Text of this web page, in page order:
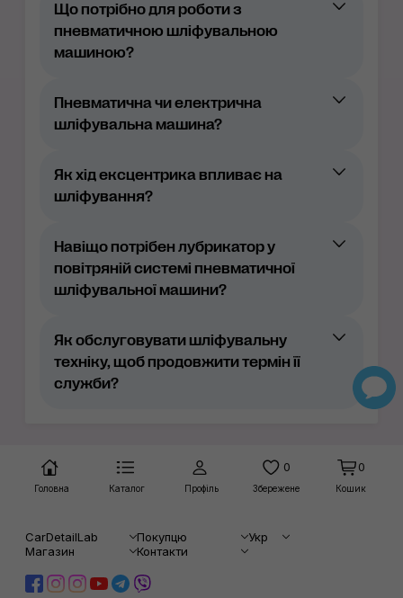
типом видалення пилу в примусовому
порядку потрібне підключення
пилососа.
Що потрібно для роботи з
пневматичною шліфувальною
машиною?
Пневматична чи електрична
шліфувальна машина?
Як хід ексцентрика впливає на
шліфування?
обробки поверхонь із застосуванням
абразивів із дрібною зернистістю (Р800
і вище)
розмір ходу ексцентрика. Сумісний з
абразивами від Р120 до Р600. При
правильно підібраному абразивному
чорнового шліфування. Працює з
абразивами Р40…180.
Навіщо потрібен лубрикатор у
повітряній системі пневматичної
шліфувальної машини?
Як обслуговувати шліфувальну
техніку, щоб продовжити термін її
служби?
Головна Каталог Профіль
0
Збережене
0
Кошик
CarDetailLab Покупцю
Укр
Магазин
Контакти